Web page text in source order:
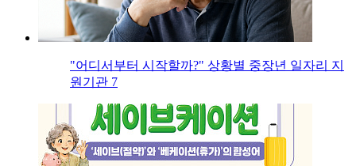
"어디서부터 시작할까?" 상황별 중장년 일자리 지
원기관 7